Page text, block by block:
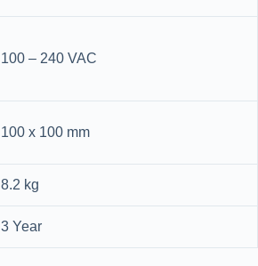
100 – 240 VAC
100 x 100 mm
8.2 kg
3 Year